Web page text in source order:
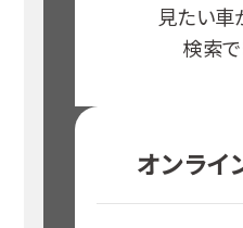
見たい車
検索で
オンライ